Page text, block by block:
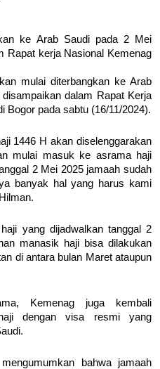
ke Arab Saudi pada 2 Mei
Rapat kerja Nasional Kemenag
mulai diterbangkan ke Arab
dalam Rapat Kerja
Bogor pada sabtu (16/11/2024).
1446 H akan diselenggarakan
mulai masuk ke asrama haji
2 Mei 2025 jamaah sudah
banyak hal yang harus kami
yang dijadwalkan tanggal 2
manasik haji bisa dilakukan
di antara bulan Maret ataupun
Kemenag juga kembali
dengan visa resmi yang
bahwa jamaah